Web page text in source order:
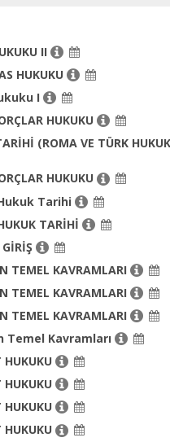
II
HUKUKU
I
HUKUKU
(ROMA VE TÜRK
HUKUKU
Tarihi
TARİHİ
TEMEL KAVRAMLARI
TEMEL KAVRAMLARI
TEMEL KAVRAMLARI
Temel Kavramları
HUKUKU
HUKUKU
HUKUKU
HUKUKU